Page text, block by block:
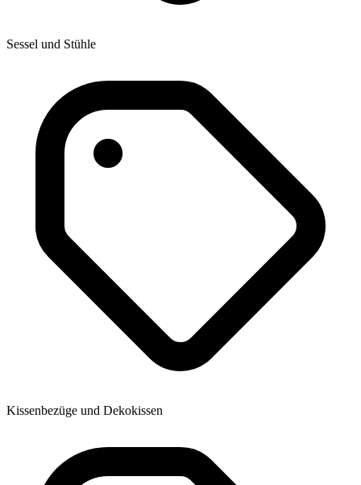
Sessel und Stühle
Kissenbezüge und Dekokissen